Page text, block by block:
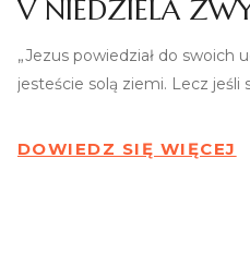
V NIEDZIELA
„Jezus powiedział do swoich
jesteście solą ziemi. Lecz jeśli
DOWIEDZ SIĘ WIĘCEJ